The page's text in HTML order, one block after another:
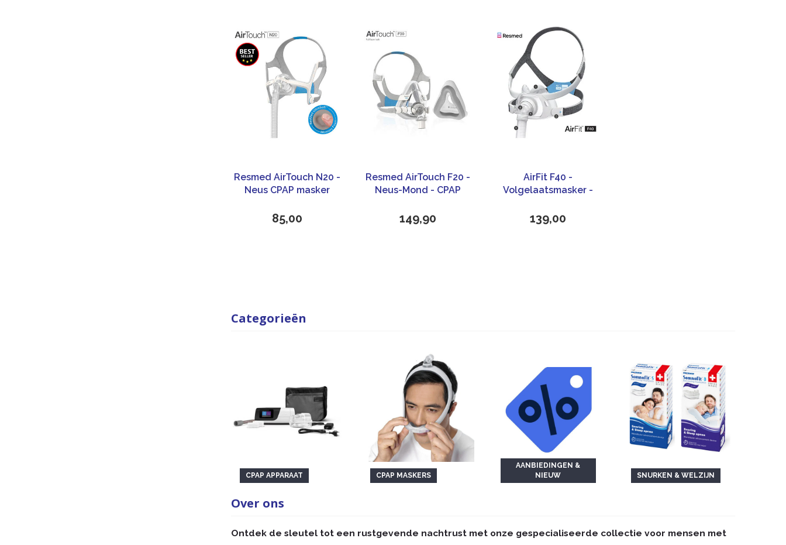
Resmed AirTouch N20 -
Neus CPAP masker
85,00
Resmed AirTouch F20 -
Neus-Mond - CPAP
149,90
AirFit F40 -
Volgelaatsmasker -
139,00
Categorieën
CPAP APPARAAT CPAP MASKERS
AANBIEDINGEN &
NIEUW
SNURKEN & WELZIJN
Over ons
Ontdek de sleutel tot een rustgevende nachtrust met onze gespecialiseerde collectie voor mensen met